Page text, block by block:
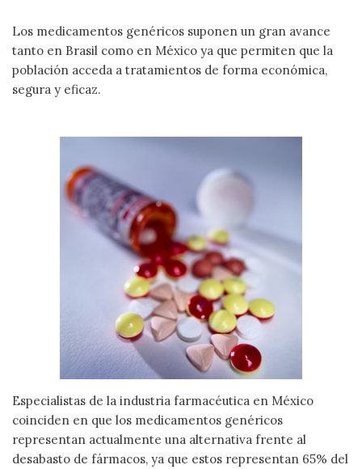
Los medicamentos genéricos suponen un gran avance
tanto en Brasil como en México ya que permiten que la
población acceda a tratamientos de forma económica,
segura y eficaz.
Especialistas de la industria farmacéutica en México
coinciden en que los medicamentos genéricos
representan actualmente una alternativa frente al
desabasto de fármacos, ya que estos representan 65% del